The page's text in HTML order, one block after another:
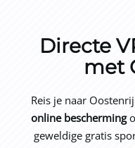
Directe
met
Reis je naar
online bescherming
geweldige gratis